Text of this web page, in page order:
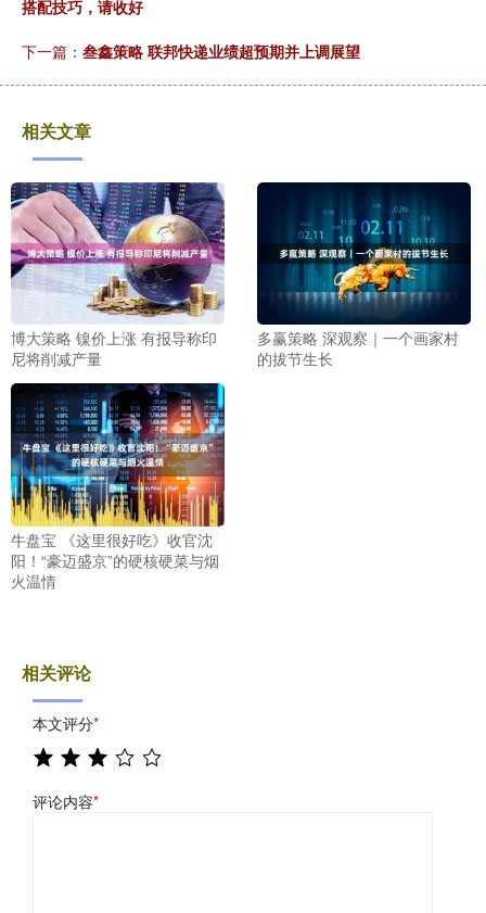
搭配技巧，请收好
下一篇： 叁鑫策略 联邦快递业绩超预期并上调展望
相关文章
博大策略 镍价上涨 有报导称印
尼将削减产量
多赢策略 深观察｜一个画家村
的拔节生长
牛盘宝 《这里很好吃》收官沈
阳！“豪迈盛京”的硬核硬菜与烟
火温情
相关评论
本文评分*
评论内容*